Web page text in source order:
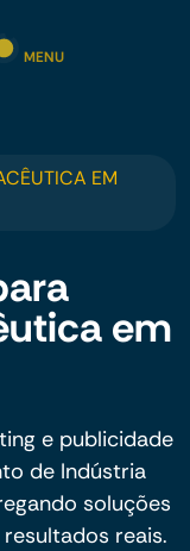
MENU
EM
em
e publicidade
de Indústria
soluções
reais.